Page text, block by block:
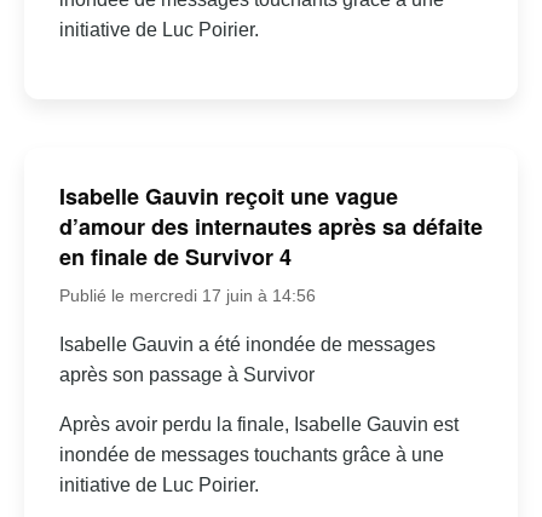
initiative de Luc Poirier.
Isabelle Gauvin reçoit une vague
d’amour des internautes après sa défaite
en finale de Survivor 4
Publié le mercredi 17 juin à 14:56
Isabelle Gauvin a été inondée de messages
après son passage à Survivor
Après avoir perdu la finale, Isabelle Gauvin est
inondée de messages touchants grâce à une
initiative de Luc Poirier.